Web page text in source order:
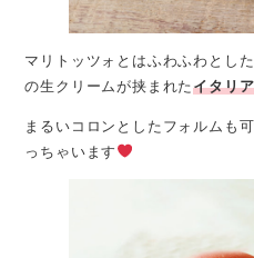
マリトッツォとはふわふわとし
の生クリームが挟まれたイタリ
まるいコロンとしたフォルムも
っちゃいます